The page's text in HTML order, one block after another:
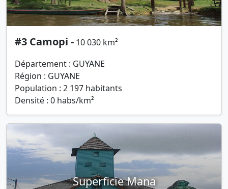
#3 Camopi - 10 030 km²
Département : GUYANE
Région : GUYANE
Population : 2 197 habitants
Densité : 0 habs/km²
Superficie Mana